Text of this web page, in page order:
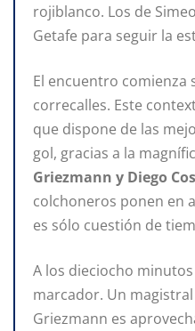
rojiblanco. Los de
Getafe para seguir la
El encuentro comienza
correcalles. Este
que dispone de las
gol, gracias a la
Griezmann y Diego
colchoneros ponen en
es sólo cuestión de
A los dieciocho
marcador. Un
Griezmann es